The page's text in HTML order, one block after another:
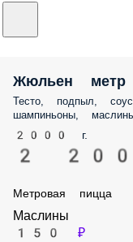
Жюльен метр
Тесто, подпыл,
шампиньоны,
2000 г.
2
Метровая пицца
Маслины
150 ₽